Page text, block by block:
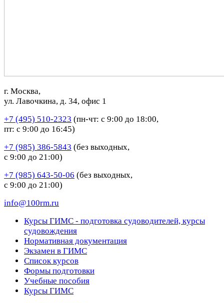
г. Москва,
ул. Лавочкина, д. 34, офис 1
+7 (495) 510-2323 (пн-чт: с 9:00 до 18:00,
пт: с 9:00 до 16:45)
+7 (985) 386-5843 (без выходных,
с 9:00 до 21:00)
+7 (985) 643-50-06 (без выходных,
с 9:00 до 21:00)
info@100rm.ru
Курсы ГИМС - подготовка судоводителей, курсы
судовождения
Нормативная документация
Экзамен в ГИМС
Список курсов
Формы подготовки
Учебные пособия
Курсы ГИМС